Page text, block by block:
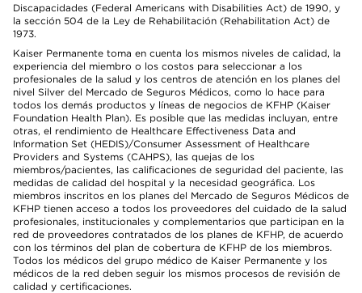
Discapacidades (Federal Americans with Disabilities Act) de 1990, y
la sección 504 de la Ley de Rehabilitación (Rehabilitation Act) de
1973.
Kaiser Permanente toma en cuenta los mismos niveles de calidad, la
experiencia del miembro o los costos para seleccionar a los
profesionales de la salud y los centros de atención en los planes del
nivel Silver del Mercado de Seguros Médicos, como lo hace para
todos los demás productos y líneas de negocios de KFHP (Kaiser
Foundation Health Plan). Es posible que las medidas incluyan, entre
otras, el rendimiento de Healthcare Effectiveness Data and
Information Set (HEDIS)/Consumer Assessment of Healthcare
Providers and Systems (CAHPS), las quejas de los
miembros/pacientes, las calificaciones de seguridad del paciente, las
medidas de calidad del hospital y la necesidad geográfica. Los
miembros inscritos en los planes del Mercado de Seguros Médicos de
KFHP tienen acceso a todos los proveedores del cuidado de la salud
profesionales, institucionales y complementarios que participan en la
red de proveedores contratados de los planes de KFHP, de acuerdo
con los términos del plan de cobertura de KFHP de los miembros.
Todos los médicos del grupo médico de Kaiser Permanente y los
médicos de la red deben seguir los mismos procesos de revisión de
calidad y certificaciones.